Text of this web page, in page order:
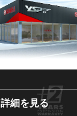
詳細を見る